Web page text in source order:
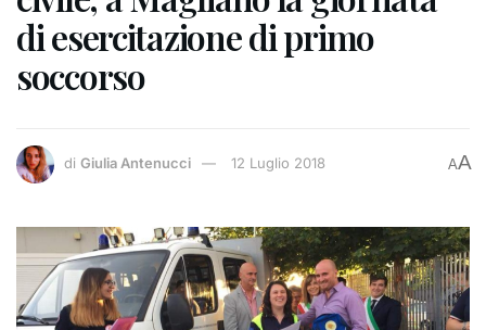
di esercitazione di primo
soccorso
di Giulia Antenucci 12 Luglio 2018 AA